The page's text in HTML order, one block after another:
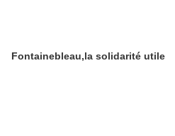
Fontainebleau,la solidarité utile